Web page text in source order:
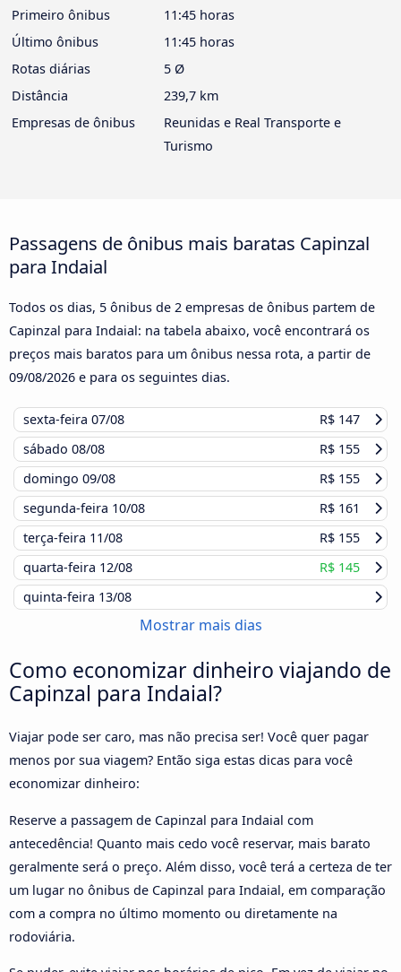
Primeiro ônibus
11:45 horas
Último ônibus
11:45 horas
Rotas diárias
5 Ø
Distância
239,7 km
Empresas de ônibus
Reunidas e Real Transporte e
Turismo
Passagens de ônibus mais baratas Capinzal
para Indaial
Todos os dias, 5 ônibus de 2 empresas de ônibus partem de
Capinzal para Indaial: na tabela abaixo, você encontrará os
preços mais baratos para um ônibus nessa rota, a partir de
09/08/2026 e para os seguintes dias.
sexta-feira 07/08
R$ 147
sábado 08/08
R$ 155
domingo 09/08
R$ 155
segunda-feira 10/08
R$ 161
terça-feira 11/08
R$ 155
quarta-feira 12/08
R$ 145
quinta-feira 13/08
Mostrar mais dias
Como economizar dinheiro viajando de
Capinzal para Indaial?
Viajar pode ser caro, mas não precisa ser! Você quer pagar
menos por sua viagem? Então siga estas dicas para você
economizar dinheiro:
Reserve a passagem de Capinzal para Indaial com
antecedência! Quanto mais cedo você reservar, mais barato
geralmente será o preço. Além disso, você terá a certeza de ter
um lugar no ônibus de Capinzal para Indaial, em comparação
com a compra no último momento ou diretamente na
rodoviária.